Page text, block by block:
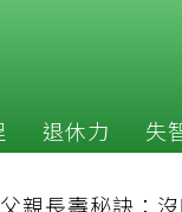
退休力 失
親長壽秘訣：